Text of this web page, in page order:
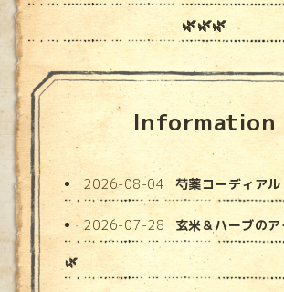
🌿🌿🌿
Information
2026-08-04 芍薬コーディアル
2026-07-28 玄米＆ハーブのア
🌿